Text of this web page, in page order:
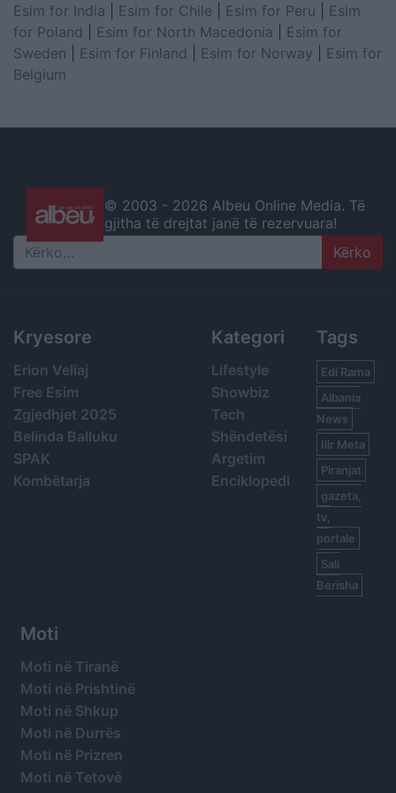
Esim for India
Esim for Chile Esim for Peru
Esim
for Poland
Esim for North Macedonia
Esim for
Sweden
Esim for Finland Esim for Norway
Esim for
Belgium
© 2003 - 2026 Albeu Online Media. Të
gjitha të drejtat janë të rezervuara!
Search
Kryesore
Erion Veliaj
Free Esim
Zgjedhjet 2025
Belinda Balluku
SPAK
Kombëtarja
Kategori
Lifestyle
Showbiz
Tech
Shëndetësi
Argetim
Enciklopedi
Tags
Edi Rama
Albania
News
Ilir Meta
Piranjat
gazeta,
tv,
portale
Sali
Berisha
Moti
Moti në Tiranë
Moti në Prishtinë
Moti në Shkup
Moti në Durrës
Moti në Prizren
Moti në Tetovë